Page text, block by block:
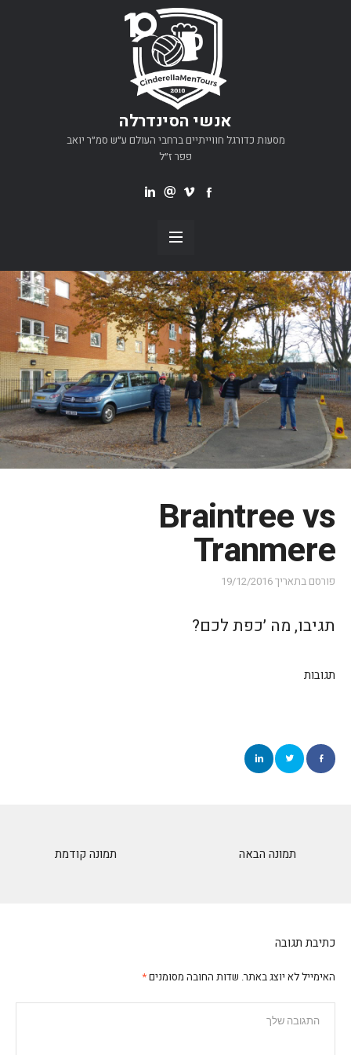
אנשי הסינדרלה
מסעות כדורגל חווייתיים ברחבי העולם ע״ש סמ״ר יואב
פפר ז״ל
Braintree vs
Tranmere
פורסם בתאריך19/12/2016
תגיבו, מה ׳כפת לכם?
תגובות
תמונה קודמת תמונה הבאה
כתיבת תגובה
האימייל לא יוצג באתר. שדות החובה מסומנים*